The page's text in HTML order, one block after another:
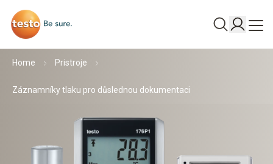
Home Pristroje
Záznamníky tlaku pro důslednou dokumentaci